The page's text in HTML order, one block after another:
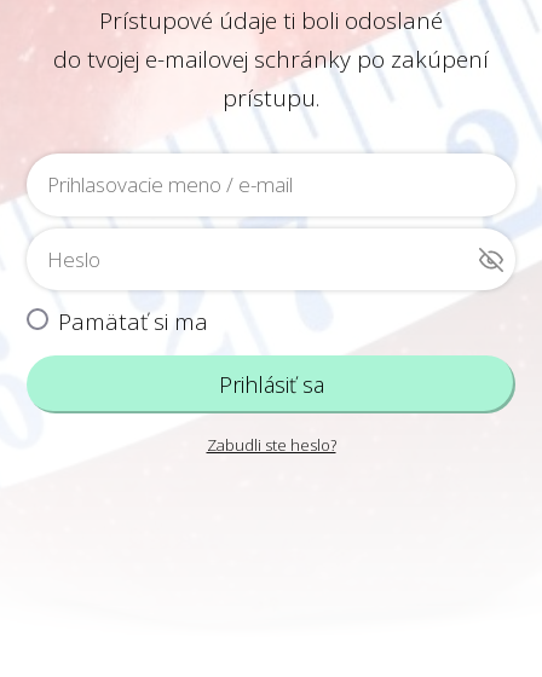
Prístupové údaje ti boli odoslané
do tvojej e-mailovej schránky po zakúpení
prístupu.
Pamätať si ma
Prihlásiť sa
Zabudli ste heslo?